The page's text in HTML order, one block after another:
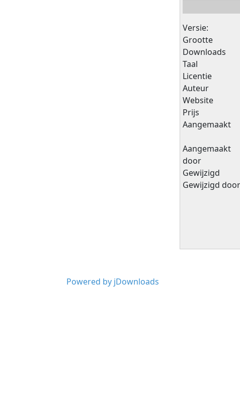
Versie:
Grootte
Downloads
Taal
Licentie
Auteur
Website
Prijs
Aangemaakt
Aangemaakt
door
Gewijzigd
Gewijzigd door
Powered by jDownloads